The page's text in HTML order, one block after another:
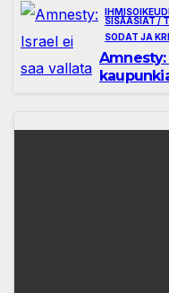
SISÄASIAT /
SODAT JA
Amnesty: